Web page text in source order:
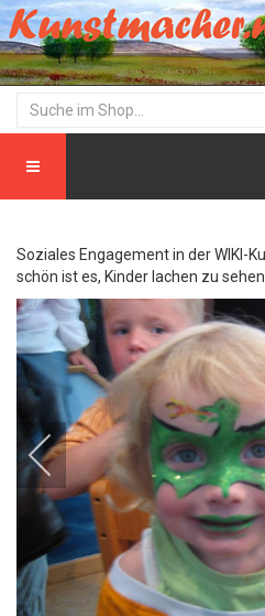
Soziales Engagement in der WIKI-
schön ist es, Kinder lachen zu